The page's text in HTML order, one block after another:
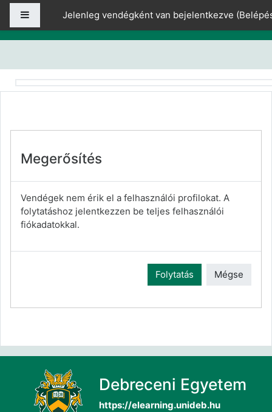
Tovább a fő tartalomhoz
OldalpanelJelenleg vendégként van bejelentkezve (
Megerősítés
Vendégek nem érik el a felhasználói profilokat. A
folytatáshoz jelentkezzen be teljes felhasználói
fiókadatokkal.
Folytatás Mégse
Debreceni Egyetem
https://elearning.unideb.hu